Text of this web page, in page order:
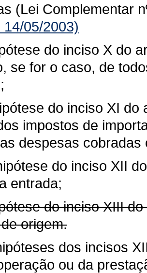
(Lei Complementar
14/05/2003)
do inciso X do
se for o caso, de
do inciso XI do
impostos de
despesas
do inciso XII
entrada;
do inciso XIII
origem.
dos incisos
ou da